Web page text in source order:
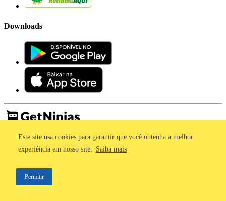
Este site usa cookies para garantir que você obtenha a melhor
experiência em nosso site. Saiba mais
Permitir
Downloads
Imprensa
Termos de Uso
©2011 - 2026, GetNinjas LTDA. CNPJ 55.744.877/0001-89 - Rua
Dr. Fernandes Coelho, 85 - 3º andar - São Paulo/SP - Brasil